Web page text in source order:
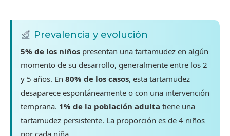
Prevalencia y evolución
5% de los niños presentan una tartamudez en algún
momento de su desarrollo, generalmente entre los 2
y 5 años. En 80% de los casos, esta tartamudez
desaparece espontáneamente o con una intervención
temprana. 1% de la población adulta tiene una
tartamudez persistente. La proporción es de 4 niños
por cada niña.